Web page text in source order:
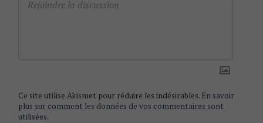
Ce site utilise Akismet pour réduire les indésirables. En savoir
plus sur comment les données de vos commentaires sont
utilisées.